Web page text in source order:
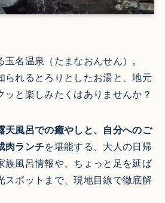
名温泉（たまなおんせん）。
られるとろりとしたお湯と、地元
ッと楽しみたくはありませんか？
天風呂での癒やしと、自分へのご
肉ランチを堪能する、大人の日帰
族風呂情報や、ちょっと足を延ば
スポットまで、現地目線で徹底解